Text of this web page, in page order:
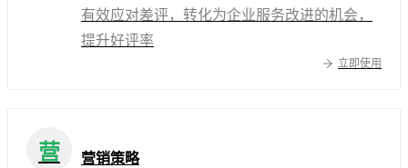
有效应对差评，转化为企业服务改进的机会，
提升好评率
立即使用
营 营销策略